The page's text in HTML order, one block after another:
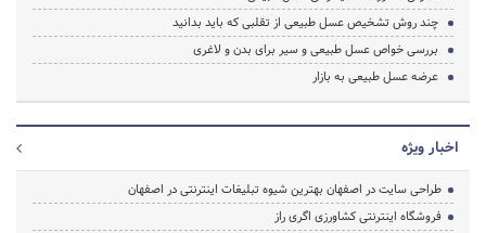
چند روش تشخیص عسل طبیعی از تقلبی که باید بدانید
بررسی خواص عسل طبیعی و سیر برای بدن و لاغری
عرضه عسل طبیعی به بازار
اخبار ویژه
طراحی سایت در اصفهان بهترین شیوه تبلیغات اینترنتی در اصفهان
فروشگاه اینترنتی کشاورزی اگری راز